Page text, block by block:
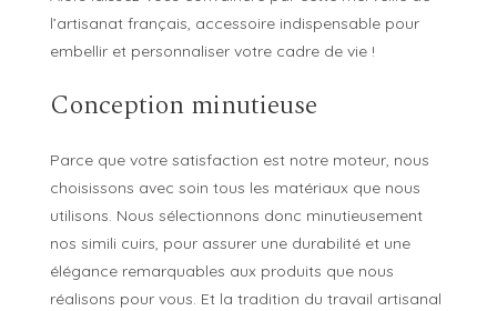
l’artisanat français, accessoire indispensable pour
embellir et personnaliser votre cadre de vie !
Conception minutieuse
Parce que votre satisfaction est notre moteur, nous
choisissons avec soin tous les matériaux que nous
utilisons. Nous sélectionnons donc minutieusement
nos simili cuirs, pour assurer une durabilité et une
élégance remarquables aux produits que nous
réalisons pour vous. Et la tradition du travail artisanal